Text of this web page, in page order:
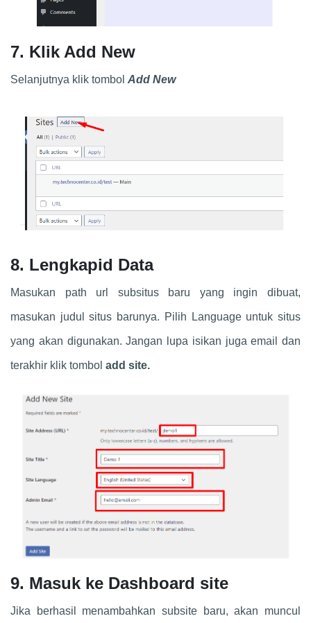
7. Klik Add New
Selanjutnya klik tombol Add New
8. Lengkapid Data
Masukan path url subsitus baru yang ingin dibuat,
masukan judul situs barunya. Pilih Language untuk situs
yang akan digunakan. Jangan lupa isikan juga email dan
terakhir klik tombol add site.
9. Masuk ke Dashboard site
Jika berhasil menambahkan subsite baru, akan muncul